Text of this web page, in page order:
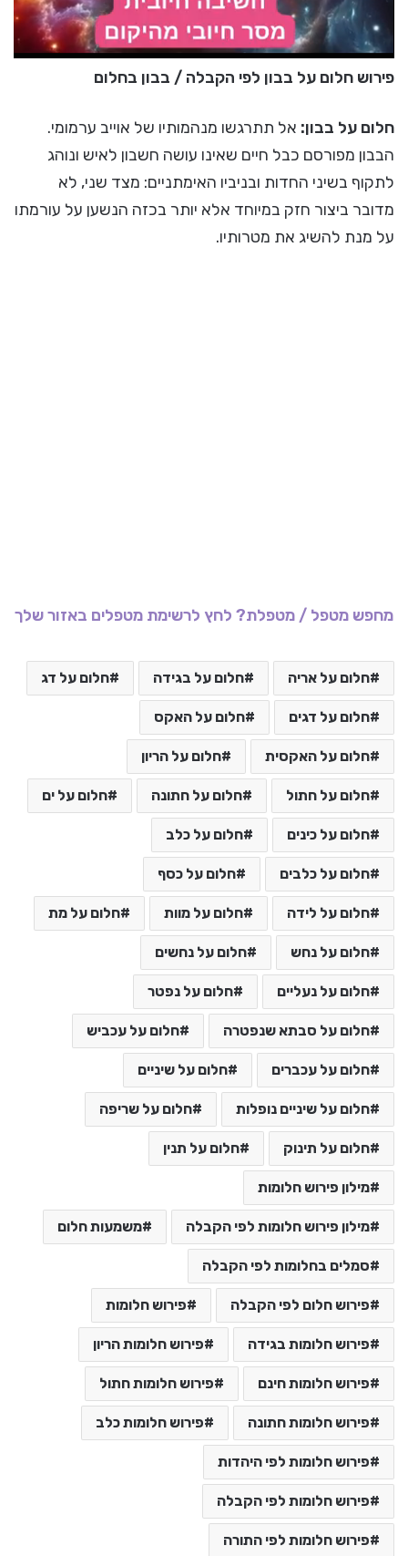
פירוש חלום על בבון לפי הקבלה / בבון בחלום
חלום על בבון: אל תתרגשו מנהמותיו של אוייב ערמומי.
הבבון מפורסם כבל חיים שאינו עושה חשבון לאיש ונוהג
לתקוף בשיני החדות ובניביו האימתניים: מצד שני, לא
מדובר ביצור חזק במיוחד אלא יותר בכזה הנשען על עורמתו
על מנת להשיג את מטרותיו.
מחפש מטפל / מטפלת? לחץ לרשימת מטפלים באזור שלך
חלום על אריה חלום על בגידה חלום על דג
חלום על דגים חלום על האקס
חלום על האקסית חלום על הריון
חלום על חתול חלום על חתונה חלום על ים
חלום על כינים חלום על כלב
חלום על כלבים חלום על כסף
חלום על לידה חלום על מוות חלום על מת
חלום על נחש חלום על נחשים
חלום על נעליים חלום על נפטר
חלום על סבתא שנפטרה חלום על עכביש
חלום על עכברים חלום על שיניים
חלום על שיניים נופלות חלום על שריפה
חלום על תינוק חלום על תנין
מילון פירוש חלומות
מילון פירוש חלומות לפי הקבלה משמעות חלום
סמלים בחלומות לפי הקבלה
פירוש חלום לפי הקבלה פירוש חלומות
פירוש חלומות בגידה פירוש חלומות הריון
פירוש חלומות חינם פירוש חלומות חתול
פירוש חלומות חתונה פירוש חלומות כלב
פירוש חלומות לפי היהדות
פירוש חלומות לפי הקבלה
פירוש חלומות לפי התורה